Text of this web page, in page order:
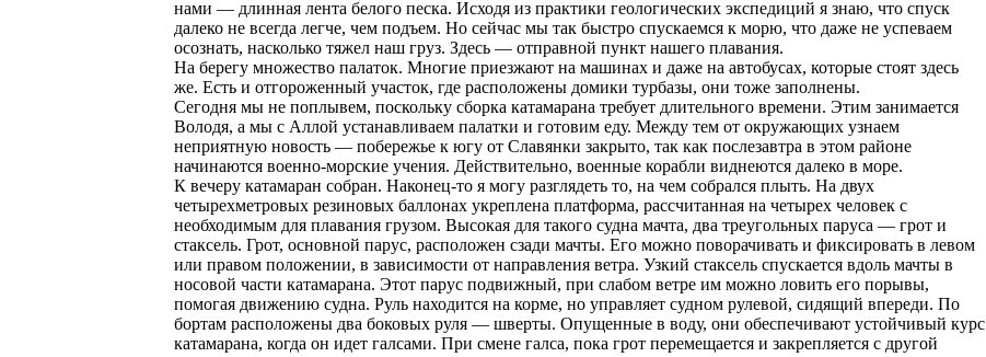
нами — длинная лента белого песка. Исходя из практики геологических экспедиций я знаю, что спуск
далеко не всегда легче, чем подъем. Но сейчас мы так быстро спускаемся к морю, что даже не успеваем
осознать, насколько тяжел наш груз. Здесь — отправной пункт нашего плавания.
На берегу множество палаток. Многие приезжают на машинах и даже на автобусах, которые стоят здесь
же. Есть и отгороженный участок, где расположены домики турбазы, они тоже заполнены.
Сегодня мы не поплывем, поскольку сборка катамарана требует длительного времени. Этим занимается
Володя, а мы с Аллой устанавливаем палатки и готовим еду. Между тем от окружающих узнаем
неприятную новость — побережье к югу от Славянки закрыто, так как послезавтра в этом районе
начинаются военно-морские учения. Действительно, военные корабли виднеются далеко в море.
К вечеру катамаран собран. Наконец-то я могу разглядеть то, на чем собрался плыть. На двух
четырехметровых резиновых баллонах укреплена платформа, рассчитанная на четырех человек с
необходимым для плавания грузом. Высокая для такого судна мачта, два треугольных паруса — грот и
стаксель. Грот, основной парус, расположен сзади мачты. Его можно поворачивать и фиксировать в левом
или правом положении, в зависимости от направления ветра. Узкий стаксель спускается вдоль мачты в
носовой части катамарана. Этот парус подвижный, при слабом ветре им можно ловить его порывы,
помогая движению судна. Руль находится на корме, но управляет судном рулевой, сидящий впереди. По
бортам расположены два боковых руля — шверты. Опущенные в воду, они обеспечивают устойчивый курс
катамарана, когда он идет галсами. При смене галса, пока грот перемещается и закрепляется с другой